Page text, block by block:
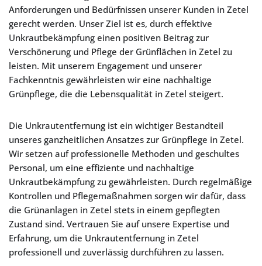
Anforderungen und Bedürfnissen unserer Kunden in Zetel
gerecht werden. Unser Ziel ist es, durch effektive
Unkrautbekämpfung einen positiven Beitrag zur
Verschönerung und Pflege der Grünflächen in Zetel zu
leisten. Mit unserem Engagement und unserer
Fachkenntnis gewährleisten wir eine nachhaltige
Grünpflege, die die Lebensqualität in Zetel steigert.
Die Unkrautentfernung ist ein wichtiger Bestandteil
unseres ganzheitlichen Ansatzes zur Grünpflege in Zetel.
Wir setzen auf professionelle Methoden und geschultes
Personal, um eine effiziente und nachhaltige
Unkrautbekämpfung zu gewährleisten. Durch regelmäßige
Kontrollen und Pflegemaßnahmen sorgen wir dafür, dass
die Grünanlagen in Zetel stets in einem gepflegten
Zustand sind. Vertrauen Sie auf unsere Expertise und
Erfahrung, um die Unkrautentfernung in Zetel
professionell und zuverlässig durchführen zu lassen.